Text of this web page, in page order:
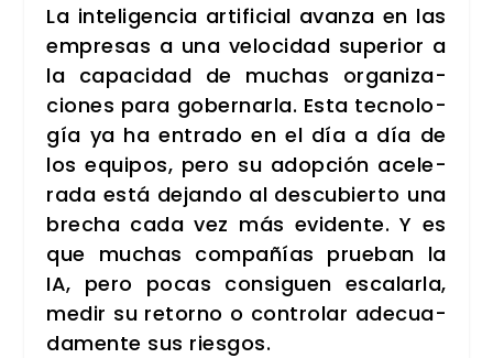
La inte­li­gen­cia arti­fi­cial avan­za en las
empre­sas a una velo­ci­dad supe­rior a
la capa­ci­dad de muchas orga­ni­za­
cio­nes para gober­nar­la. Esta tec­no­lo­
gía ya ha entra­do en el día a día de
los equi­pos, pero su adop­ción ace­le­
ra­da está dejan­do al des­cu­bier­to una
bre­cha cada vez más evi­den­te. Y es
que muchas com­pa­ñías prue­ban la
IA, pero pocas con­si­guen esca­lar­la,
medir su retorno o con­tro­lar ade­cua­
da­men­te sus ries­gos.